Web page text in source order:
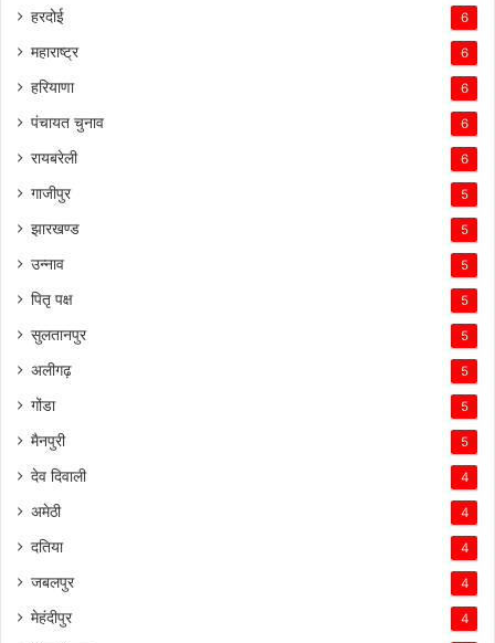
हरदोई 6
महाराष्ट्र 6
हरियाणा 6
पंचायत चुनाव 6
रायबरेली 6
गाजीपुर 5
झारखण्ड 5
उन्नाव 5
पितृ पक्ष 5
सुलतानपुर 5
अलीगढ़ 5
गोंडा 5
मैनपुरी 5
देव दिवाली 4
अमेठी 4
दतिया 4
जबलपुर 4
मेहंदीपुर 4